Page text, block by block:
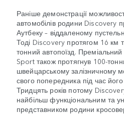
Раніше демонстрації
автомобілів родини Discovery
Аутбеку – віддаленому
Тоді Discovery протягом 16 км
тонний автопоїзд.
Sport також протягнув 100-
швейцарському залізничному
свого попередника під час
Тридцять років потому
найбільш функціональним та
представником родини